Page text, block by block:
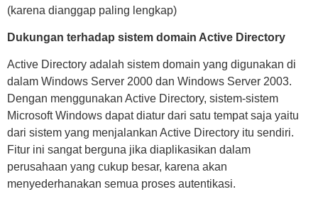
(karena dianggap paling lengkap)
Dukungan terhadap sistem domain Active Directory
Active Directory adalah sistem domain yang digunakan di
dalam Windows Server 2000 dan Windows Server 2003.
Dengan menggunakan Active Directory, sistem-sistem
Microsoft Windows dapat diatur dari satu tempat saja yaitu
dari sistem yang menjalankan Active Directory itu sendiri.
Fitur ini sangat berguna jika diaplikasikan dalam
perusahaan yang cukup besar, karena akan
menyederhanakan semua proses autentikasi.